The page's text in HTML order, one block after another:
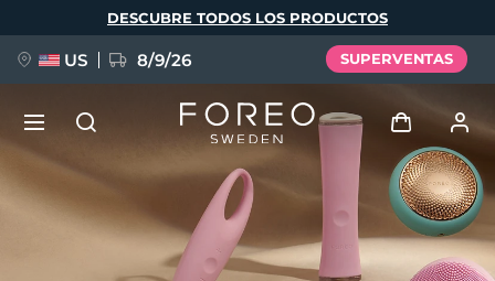
DESCUBRE TODOS LOS PRODUCTOS
US 8/9/26 SUPERVENTAS
Iniciar sesión
Perfil de usuario
NUEVO
BREAKING NEWS
Idioma